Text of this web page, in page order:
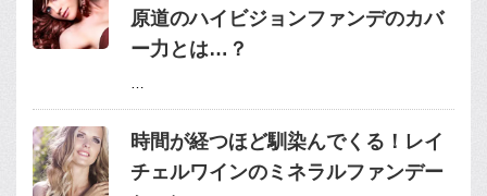
原道のハイビジョンファンデのカバ
ー力とは…？
…
時間が経つほど馴染んでくる！レイ
チェルワインのミネラルファンデー